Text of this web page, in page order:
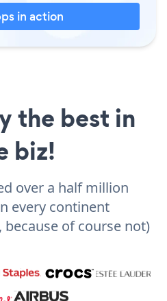
in action
the best in
biz!
over a half million
every continent
of course not)